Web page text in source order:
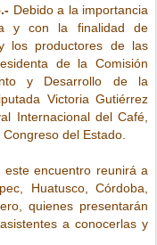
Debido a la importancia
y con la finalidad de
los productores de las
de la Comisión
y Desarrollo de la
Victoria Gutiérrez
Internacional del Café,
del Estado.
encuentro reunirá a
Huatusco, Córdoba,
quienes presentarán
a conocerlas y